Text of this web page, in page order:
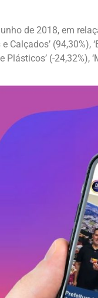
de 2018, em
Calçados’ (94,30%),
(-24,32%),